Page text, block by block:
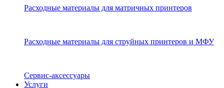
Расходные материалы для матричных принтеров
Расходные материалы для струйных принтеров и МФУ
Сервис-аксессуары
Услуги